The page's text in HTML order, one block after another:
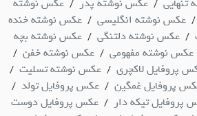
/ عکس نوشته پدر / عکس نوشته
/ عکس نوشته انگلیسی / عکس نوشته خنده
/ عکس نوشته دلتنگی / عکس نوشته بچه
عکس نوشته مفهومی / عکس نوشته خفن /
پروفایل لاکچری / عکس نوشته تسلیت /
پروفایل غمگین / عکس پروفایل تولد /
پروفایل تیکه دار / عکس پروفایل دوست